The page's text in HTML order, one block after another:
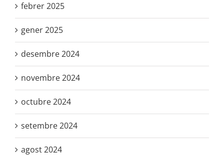
febrer 2025
gener 2025
desembre 2024
novembre 2024
octubre 2024
setembre 2024
agost 2024